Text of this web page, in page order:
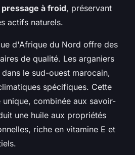
pressage à froid, préservant
actifs naturels.
d'Afrique du Nord offre des
de qualité. Les arganiers
le sud-ouest marocain,
spécifiques. Cette
combinée aux savoir-
une huile aux propriétés
riche en vitamine E et